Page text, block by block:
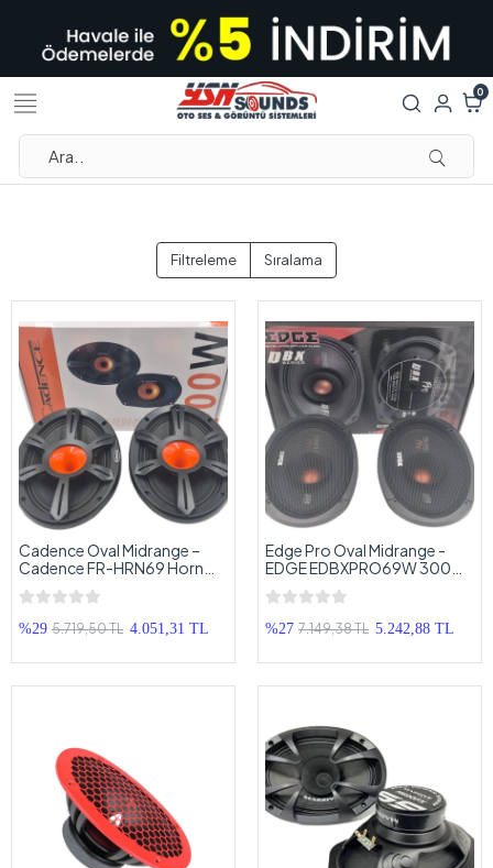
0
Filtreleme Sıralama
Cadence Oval Midrange –
Cadence FR-HRN69 Horn
Tweeterli 300w 150RMS Oval
Midrange Hoparlör –
Cadence Kayık Midrange
%29 5.719,50 TL 4.051,31 TL
Edge Pro Oval Midrange -
EDGE EDBXPRO69W 300W
150RMS Oval Midrange -
Edge Pro Kayık Midrange
Hoparlör
%27 7.149,38 TL 5.242,88 TL